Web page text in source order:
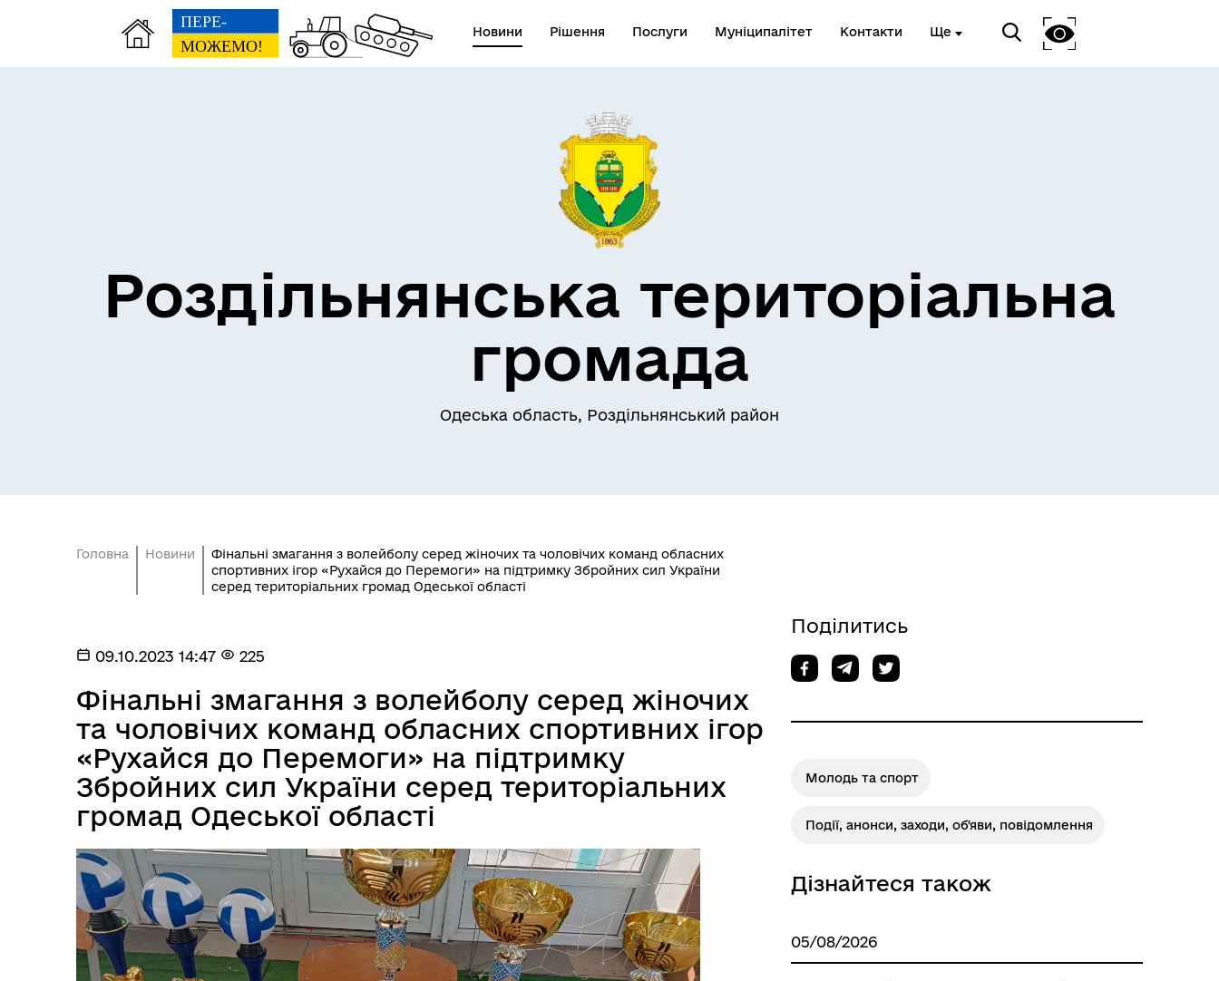
Новини Рішення Послуги Муніципалітет Контакти Ще
Засідання постійних комісій
Засідання виконавчого
комітету
Цивільний захист населення
Рада безбар’єрності
Квитки на потяг для
військовослужбовців та їх
Учасникам бойових дій
Розклад автобусів Одеса-
Роздільнянська територіальна
громада
Одеська область, Роздільнянський район
Головна Новини
Фінальні змагання з волейболу серед жіночих та чоловічих команд обласних
спортивних ігор «Рухайся до Перемоги» на підтримку Збройних сил України
серед територіальних громад Одеської області
09.10.2023 14:47 225
Фінальні змагання з волейболу серед жіночих
та чоловічих команд обласних спортивних ігор
«Рухайся до Перемоги» на підтримку
Збройних сил України серед територіальних
громад Одеської області
Поділитись
Молодь та спорт
Події, анонси, заходи, об'яви, повідомлення
Дізнайтеся також
05/08/2026